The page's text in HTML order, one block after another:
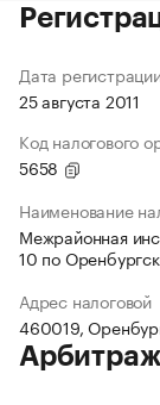
Дата
25 августа 2011
Код налогового
5658
Наименование
Межрайонная
10 по
Адрес налоговой
460019,